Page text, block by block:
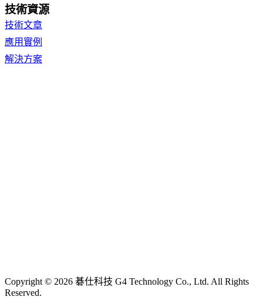
技術資源
技術文章
應用實例
解決方案
Copyright © 2026 碁仕科技 G4 Technology Co., Ltd. All Rights
Reserved.